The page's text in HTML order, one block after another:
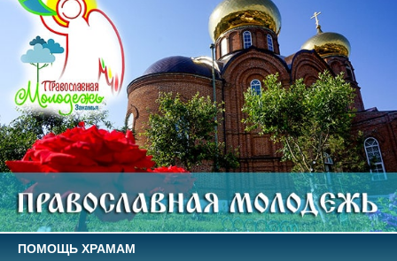
ПОМОЩЬ ХРАМАМ